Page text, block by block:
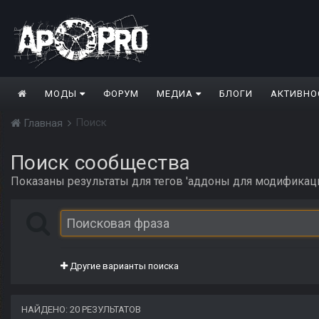
МОДЫ ФОРУМ МЕДИА БЛОГИ
Главная Поиск
Поиск сообщества
Показаны результаты для тегов 'аддоны для
Другие варианты поиска
НАЙДЕНО: 20 РЕЗУЛЬТАТОВ